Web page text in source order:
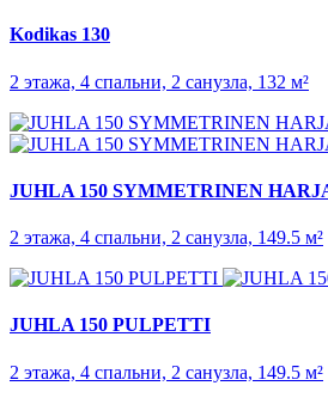
Kodikas 130
2 этажа, 4 спальни, 2 санузла, 132 м²
JUHLA 150 SYMMET­RINEN
2 этажа, 4 спальни, 2 санузла, 149.5 м²
JUHLA 150 PULPETTI
2 этажа, 4 спальни, 2 санузла, 149.5 м²